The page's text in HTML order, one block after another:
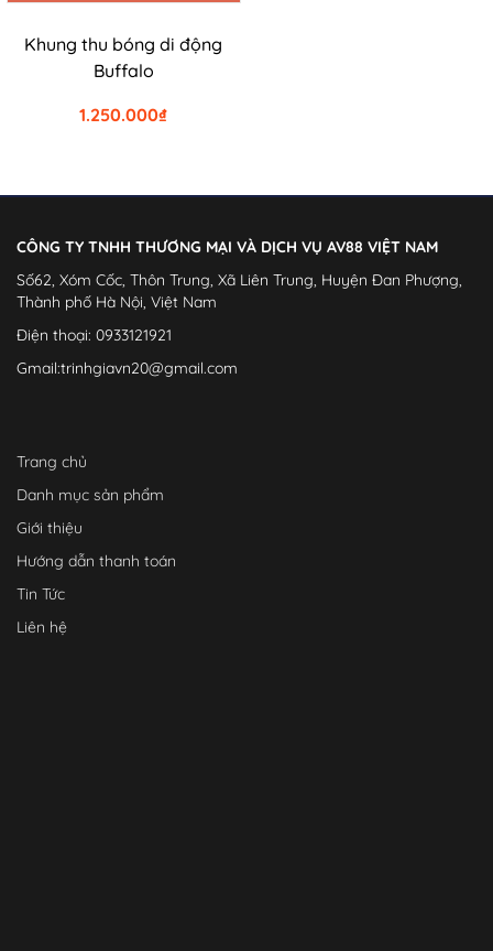
Khung thu bóng di động
Buffalo
₫
1.250.000
CÔNG TY TNHH THƯƠNG MẠI VÀ DỊCH VỤ AV88 VIỆT NAM
Số62, Xóm Cốc, Thôn Trung, Xã Liên Trung, Huyện Đan Phượng,
Thành phố Hà Nội, Việt Nam
Điện thoại: 0933121921
Gmail:trinhgiavn20@gmail.com
Trang chủ
Danh mục sản phẩm
Giới thiệu
Hướng dẫn thanh toán
Tin Tức
Liên hệ